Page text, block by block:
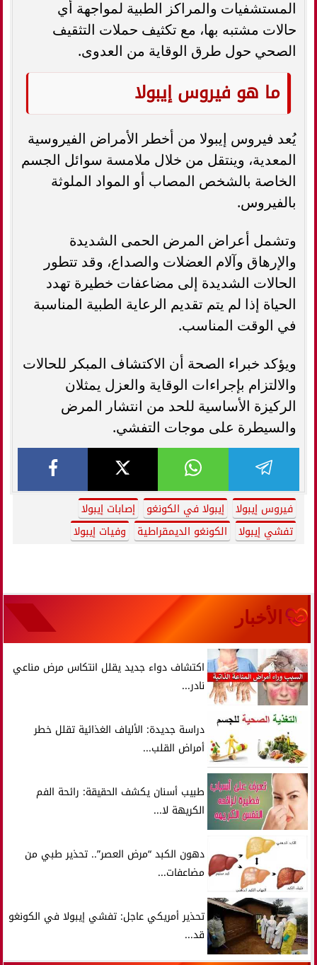
المستشفيات والمراكز الطبية لمواجهة أي
حالات مشتبه بها، مع تكثيف حملات التثقيف
الصحي حول طرق الوقاية من العدوى.
ما هو فيروس إيبولا
يُعد فيروس إيبولا من أخطر الأمراض الفيروسية
المعدية، وينتقل من خلال ملامسة سوائل الجسم
الخاصة بالشخص المصاب أو المواد الملوثة
بالفيروس.
وتشمل أعراض المرض الحمى الشديدة
والإرهاق وآلام العضلات والصداع، وقد تتطور
الحالات الشديدة إلى مضاعفات خطيرة تهدد
الحياة إذا لم يتم تقديم الرعاية الطبية المناسبة
في الوقت المناسب.
ويؤكد خبراء الصحة أن الاكتشاف المبكر للحالات
والالتزام بإجراءات الوقاية والعزل يمثلان
الركيزة الأساسية للحد من انتشار المرض
والسيطرة على موجات التفشي.
فيروس إيبولا إيبولا في الكونغو
إصابات إيبولا
تفشي إيبولا
الكونغو الديمقراطية وفيات إيبولا
الأخبار
اكتشاف دواء جديد يقلل انتكاس مرض مناعي
نادر...
دراسة جديدة: الألياف الغذائية تقلل خطر
أمراض القلب...
طبيب أسنان يكشف الحقيقة: رائحة الفم
الكريهة لا...
دهون الكبد “مرض العصر”.. تحذير طبي من
مضاعفات...
تحذير أمريكي عاجل: تفشي إيبولا في الكونغو
قد...